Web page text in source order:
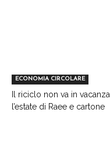
ECONOMIA CIRCOLARE
Il riciclo non va in vacanza,
l’estate di Raee e cartone